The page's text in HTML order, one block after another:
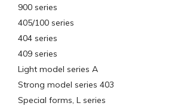
900 series
405/100 series
404 series
409 series
Light model series A
Strong model series 403
Special forms, L series